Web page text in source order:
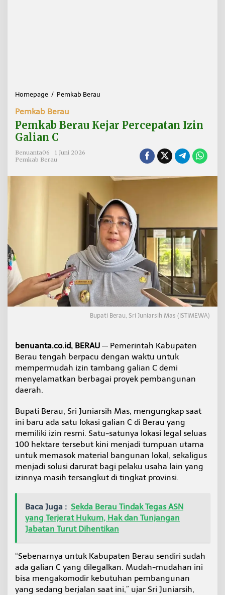
Homepage / Pemkab Berau
k
a
a
e
j
a
P
e
r
c
e
p
a
t
n
G
l
n
C
Pemkab Berau
Pemkab Berau Kejar Percepatan Izin
Galian C
Benuanta06
1 Juni 2026
Pemkab Berau
Bupati Berau, Sri Juniarsih Mas (ISTIMEWA)
benuanta.co.id, BERAU — Pemerintah Kabupaten
Berau tengah berpacu dengan waktu untuk
mempermudah izin tambang galian C demi
menyelamatkan berbagai proyek pembangunan
daerah.
Bupati Berau, Sri Juniarsih Mas, mengungkap saat
ini baru ada satu lokasi galian C di Berau yang
memiliki izin resmi. Satu-satunya lokasi legal seluas
100 hektare tersebut kini menjadi tumpuan utama
untuk memasok material bangunan lokal, sekaligus
menjadi solusi darurat bagi pelaku usaha lain yang
izinnya masih tersangkut di tingkat provinsi.
Baca Juga : Sekda Berau Tindak Tegas ASN
yang Terjerat Hukum, Hak dan Tunjangan
Jabatan Turut Dihentikan
“Sebenarnya untuk Kabupaten Berau sendiri sudah
ada galian C yang dilegalkan. Mudah-mudahan ini
bisa mengakomodir kebutuhan pembangunan
yang sedang berjalan saat ini,” ujar Sri Juniarsih,